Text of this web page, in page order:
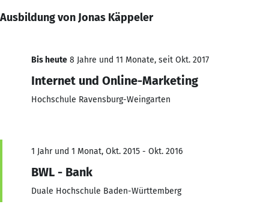
Ausbildung von Jonas Käppeler
Bis heute 8 Jahre und 11 Monate, seit Okt. 2017
Internet und Online-Marketing
Hochschule Ravensburg-Weingarten
1 Jahr und 1 Monat, Okt. 2015 - Okt. 2016
BWL - Bank
Duale Hochschule Baden-Württemberg